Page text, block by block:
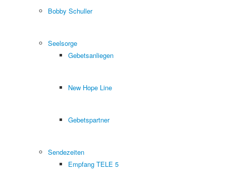
Bobby Schuller
Seelsorge
Gebetsanliegen
New Hope Line
Gebetspartner
Sendezeiten
Empfang TELE 5